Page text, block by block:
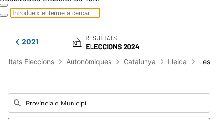
2021
Eleccions Autonòmiques Catalunya Lleida Les
Província o Municipi